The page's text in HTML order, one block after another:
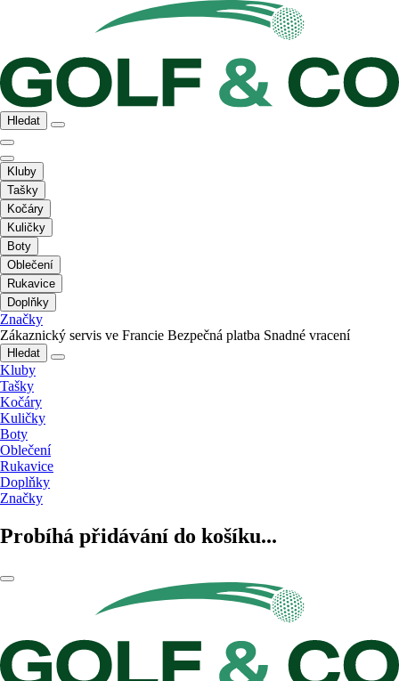
Hledat
Kluby
Tašky
Kočáry
Kuličky
Boty
Oblečení
Rukavice
Doplňky
Značky
Zákaznický servis ve Francie Bezpečná platba Snadné vracení
Hledat
Kluby
Tašky
Kočáry
Kuličky
Boty
Oblečení
Rukavice
Doplňky
Značky
Probíhá přidávání do košíku...